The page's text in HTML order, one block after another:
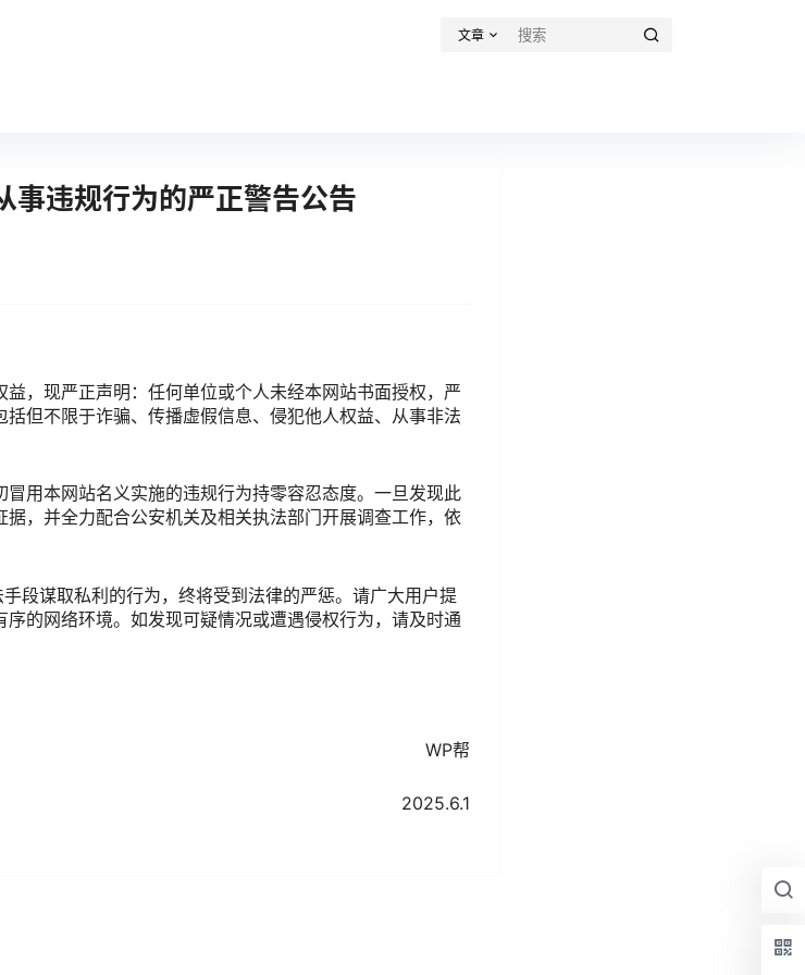
文章
事违规行为的严正警告公告
，现严正声明：任何单位或个人未经本网站书面授权，严
但不限于诈骗、传播虚假信息、侵犯他人权益、从事非法
用本网站名义实施的违规行为持零容忍态度。一旦发现此
，并全力配合公安机关及相关执法部门开展调查工作，依
段谋取私利的行为，终将受到法律的严惩。请广大用户提
的网络环境。如发现可疑情况或遭遇侵权行为，请及时通
WP帮
2025.6.1